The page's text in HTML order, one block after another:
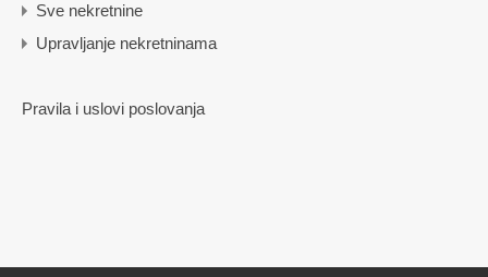
Sve nekretnine
Upravljanje nekretninama
Pravila i uslovi poslovanja